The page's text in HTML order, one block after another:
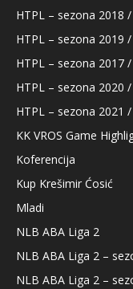
HTPL – sezona 2018
HTPL – sezona 2019
HTPL – sezona 2017
HTPL – sezona 2020 /
HTPL – sezona 2021
KK VROS Game
Koferencija
Kup Krešimir Ćosić
Mladi
NLB ABA Liga 2
NLB ABA Liga 2 –
NLB ABA Liga 2 –